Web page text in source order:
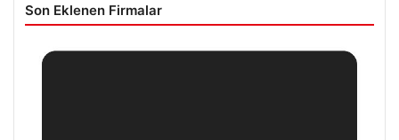
Son Eklenen Firmalar